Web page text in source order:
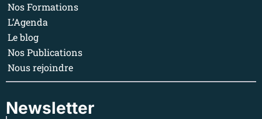
Nos Formations
L’Agenda
Le blog
Nos Publications
Nous rejoindre
Newsletter